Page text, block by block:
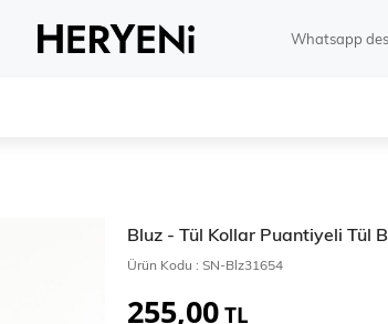
Whatsapp
Bluz - Tül Kollar Puantiyeli Tül
Ürün Kodu : SN-Blz31654
255,00TL